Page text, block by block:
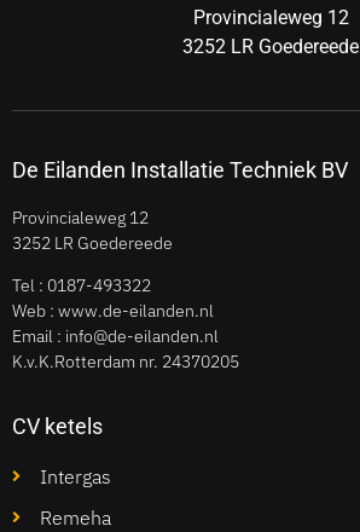
Provincialeweg 12
3252 LR Goedereede
De Eilanden Installatie Techniek BV
Provincialeweg 12
3252 LR Goedereede
Tel : 0187-493322
Web : www.de-eilanden.nl
Email : info@de-eilanden.nl
K.v.K.Rotterdam nr. 24370205
CV ketels
Intergas
Remeha